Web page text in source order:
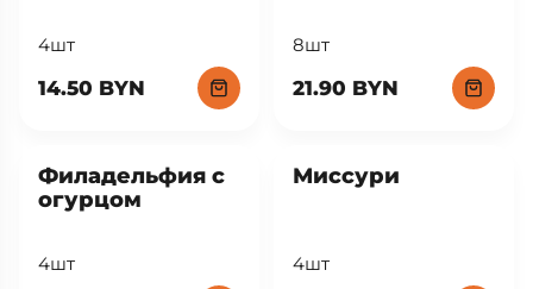
4шт
14.50 BYN
8шт
21.90 BYN
Филадельфия с
огурцом
4шт
Миссури
4шт